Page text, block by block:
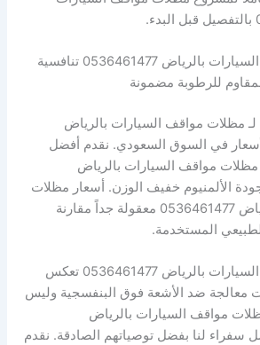
أسعار مظلات مواقف السيارات بالرياض 0536461477 تنافسية
للرطوبة مضمونة
مظلات مواقف السيارات بالرياض
بأقل الأسعار في السوق السعودي. نقدم أفضل
مواقف السيارات بالرياض
بفضل جودة الألمنيوم خفيف الوزن. أسعار مظلات
مواقف السيارات بالرياض 0536461477 معقولة جداً مقارنة
المستخدمة.
أسعار مظلات مواقف السيارات بالرياض 0536461477 تعكس
معالجة ضد الأشعة فوق البنفسجية وليس
مواقف السيارات بالرياض
هم أفضل سفراء لنا بفضل توصياتهم الصادقة. نقدم